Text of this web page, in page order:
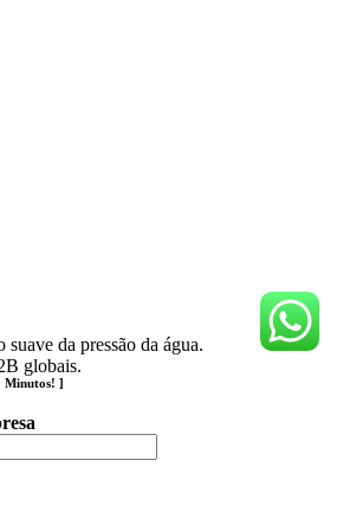
da pressão da água.
globais.
Minutos! ]